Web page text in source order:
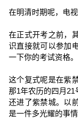
在明清时期呢，电
在正式开考之前，
识直接就可以参加
一下你的考试资格。
这个复式呢是在紫
那1年农历的四月21
还进了紫禁城。以
是一件多光耀的事情